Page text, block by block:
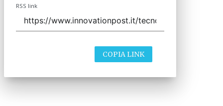
RSS link
COPIA LINK